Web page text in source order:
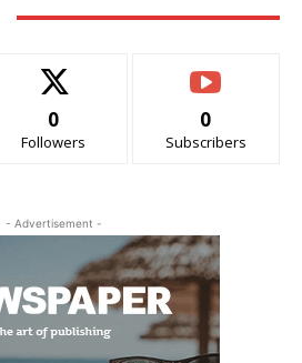
0
Followers
0
Subscribers
- Advertisement -